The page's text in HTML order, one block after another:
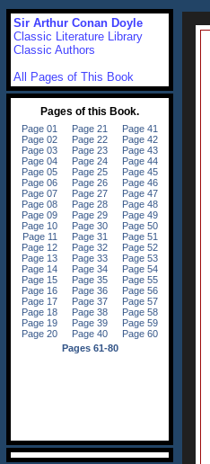
Sir Arthur Conan Doyle
Classic Literature Library
Classic Authors
All Pages of This Book